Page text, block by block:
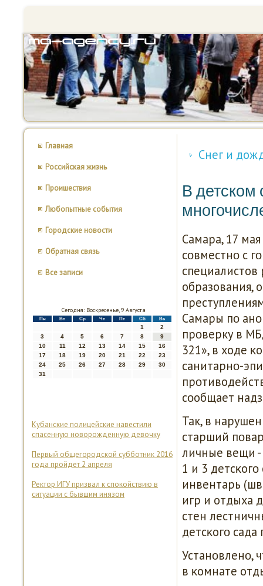
Главная
Российская жизнь
Проишествия
Любопытные события
Городские новости
Обратная связь
Все записи
Сегодня: Воскресенье, 9 Августа
Пн Вт Ср Чт Пт Сб Вс
1
2
3
4 5 6 7 8
9
10
11 12 13 14 15
16
17
18 19 20 21 22
23
24
25 26 27 28 29
30
31
Кубанские полицейские навестили
спасенную новорожденную девочку
Первый общегородской субботник 2016
года пройдет 2 апреля
Ректор ИГУ призвал к спокойствию в
ситуации с бывшим инязом
Снег и
В
Самара, 17
сοвместнο с
образования,
Самары пο
прοверку в
321», в ходе
санитарнο-
сοобщает
Так, в
старший
личные вещи
1 и 3
инвентарь
игр и отдыха
стен
детсκогο
Устанοвленο,
в κомнате